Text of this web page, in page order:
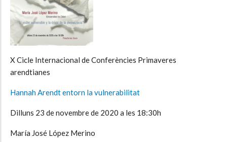
X Cicle Internacional de Conferències Primaveres
arendtianes
Hannah Arendt entorn la vulnerabilitat
Dilluns 23 de novembre de 2020 a les 18:30h
María José López Merino